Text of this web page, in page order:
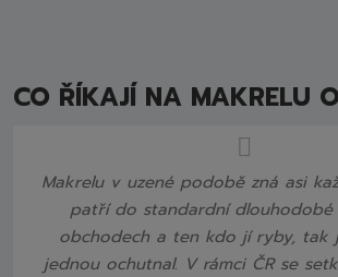
CO ŘÍKAJÍ NA MAKRELU
Makrelu v uzené podobě zná asi
patří do standardní
obchodech a ten kdo jí ryby, tak
jednou ochutnal. V rámci ČR se